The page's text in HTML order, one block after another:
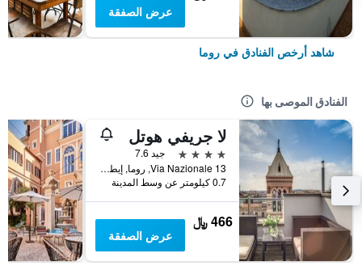
عرض الصفقة
شاهد أرخص الفنادق في روما
الفنادق الموصى بها
لا جريفي هوتل
4 نجوم
جيد 7.6
Via Nazionale 13, روما, إيطاليا
0.7 كيلومتر عن وسط المدينة
466 ﷼
عرض الصفقة